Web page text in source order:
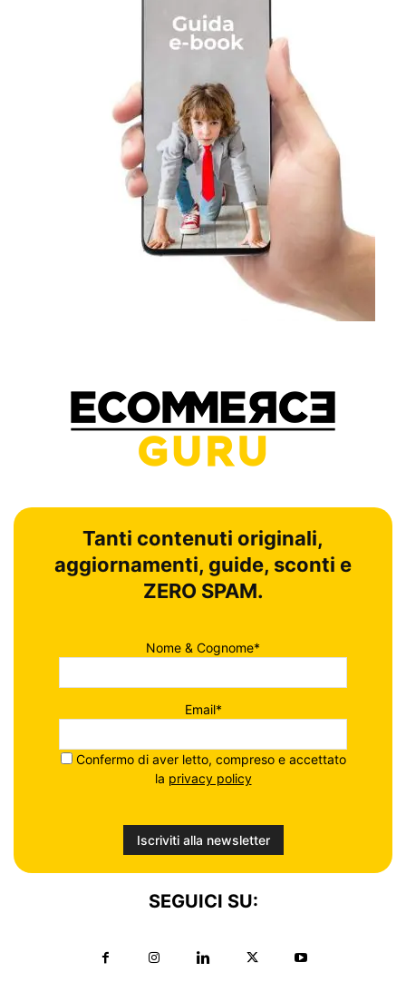
Tanti contenuti originali,
aggiornamenti, guide, sconti e
ZERO SPAM.
Nome & Cognome*
Email*
Confermo di aver letto, compreso e accettato
la privacy policy
SEGUICI SU: